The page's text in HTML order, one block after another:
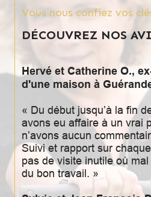
Vous nous confiez vos
DÉCOUVREZ NOS
Hervé et Catherine O.,
d'une maison à
« Du début jusqu’à la fin
avons eu affaire à un vrai
n’avons aucun
Suivi et rapport sur
pas de visite inutile où
du bon travail. »